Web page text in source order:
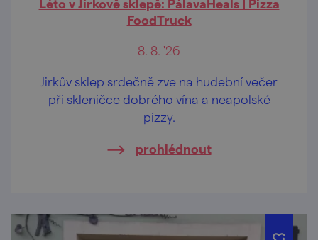
FoodTruck
8. 8. '26
Jirkův sklep srdečně zve na hudební večer
při skleničce dobrého vína a neapolské
pizzy.
prohlédnout